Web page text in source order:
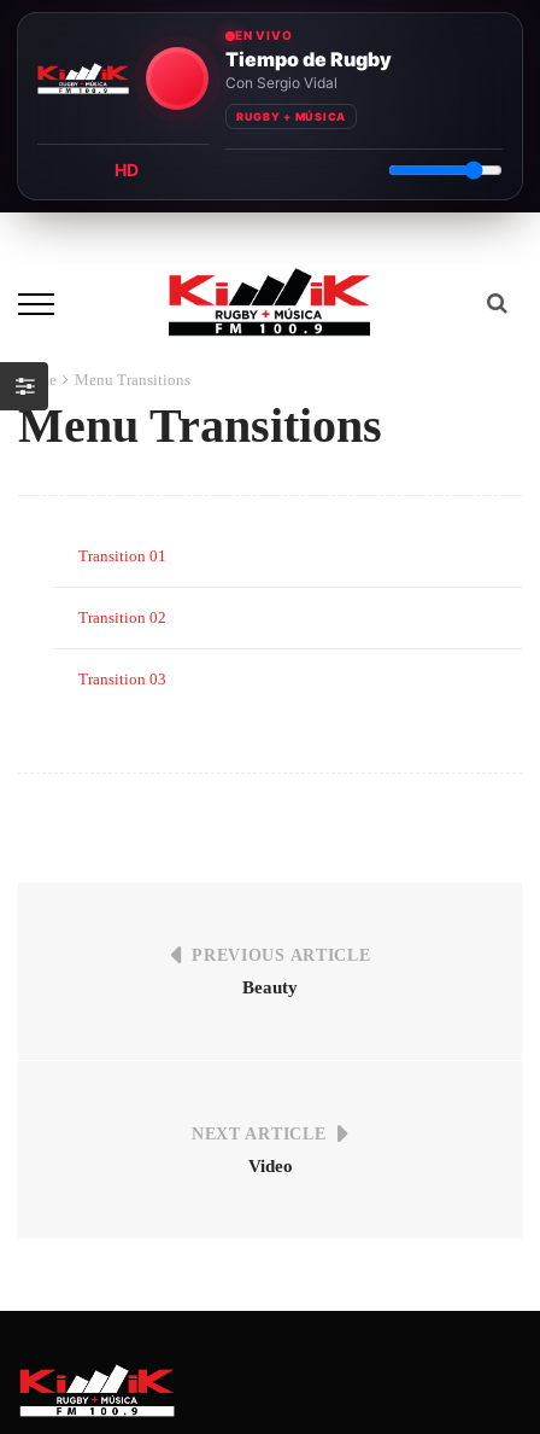
EN VIVO
Tiempo de Rugby
Con Sergio Vidal
RUGBY + MÚSICA
HD
Home Menu Transitions
Menu Transitions
Transition 01
Transition 02
Transition 03
PREVIOUS ARTICLE
Beauty
NEXT ARTICLE
Video